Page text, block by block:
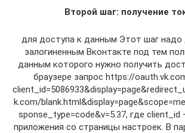
Второй шаг: получение
для доступа к данным Этот шаг надо
залогиненным Вконтакте под тем
данным которого нужно получить
браузере запрос https://
k.com/
sponse_type=code&v=5.37, где client_id
приложения со страницы настроек. В